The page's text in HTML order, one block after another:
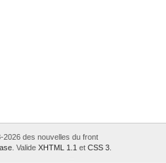
2026 des nouvelles du front
. Valide XHTML 1.1 et CSS 3